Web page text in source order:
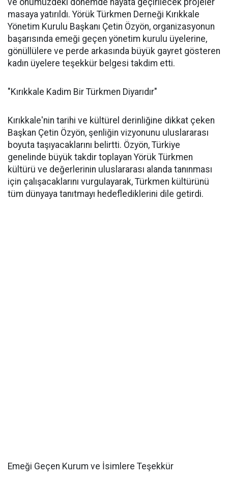
ve önümüzdeki dönemde hayata geçirilecek projeler
masaya yatırıldı. Yörük Türkmen Derneği Kırıkkale
Yönetim Kurulu Başkanı Çetin Özyön, organizasyonun
başarısında emeği geçen yönetim kurulu üyelerine,
gönüllülere ve perde arkasında büyük gayret gösteren
kadın üyelere teşekkür belgesi takdim etti.
"Kırıkkale Kadim Bir Türkmen Diyarıdır"
Kırıkkale'nin tarihi ve kültürel derinliğine dikkat çeken
Başkan Çetin Özyön, şenliğin vizyonunu uluslararası
boyuta taşıyacaklarını belirtti. Özyön, Türkiye
genelinde büyük takdir toplayan Yörük Türkmen
kültürü ve değerlerinin uluslararası alanda tanınması
için çalışacaklarını vurgulayarak, Türkmen kültürünü
tüm dünyaya tanıtmayı hedeflediklerini dile getirdi.
Emeği Geçen Kurum ve İsimlere Teşekkür